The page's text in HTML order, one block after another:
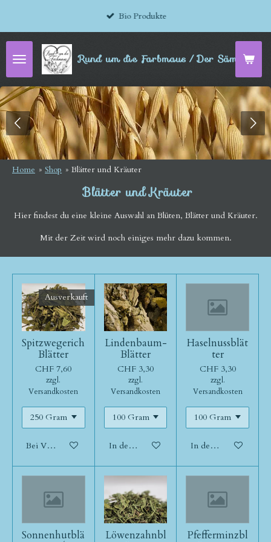
springen
Rund um die Farbmaus / Der
Bio Produkte
Home » Shop » Blätter und Kräuter
Blätter und Kräuter
Hier findest du eine kleine Auswahl an Blüten, Blätter und Kräuter.
Mit der Zeit wird noch einiges mehr dazu kommen.
Ausverkauft
Spitzwegerich
Blätter
CHF 7,60
zzgl.
Versandkosten
Bei Verfügbarkeit benachrichtigen
Lindenbaum-
Blätter
CHF 3,30
zzgl.
Versandkosten
In den Warenkorb
Haselnussblät
ter
CHF 3,30
zzgl.
Versandkosten
In den Warenkorb
Sonnenhutblä
Löwenzahnbl
Pfefferminzbl